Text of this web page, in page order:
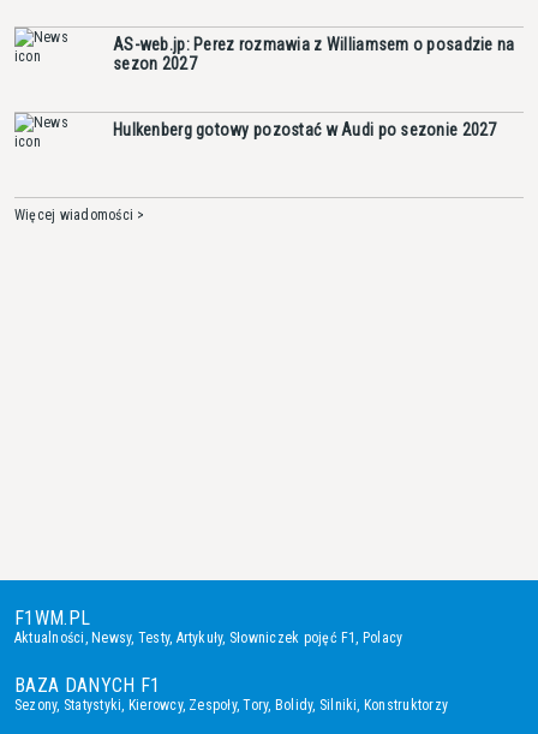
AS-web.jp: Perez rozmawia z Williamsem o posadzie na
sezon 2027
Hulkenberg gotowy pozostać w Audi po sezonie 2027
Więcej wiadomości >
F1WM.PL
Aktualności, Newsy, Testy, Artykuły, Słowniczek pojęć F1, Polacy
BAZA DANYCH F1
Sezony, Statystyki, Kierowcy, Zespoły,Tory, Bolidy, Silniki, Konstruktorzy